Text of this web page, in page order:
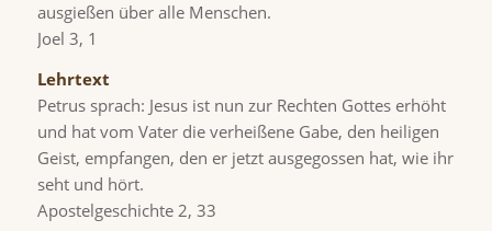
ausgießen über alle Menschen.
Joel 3, 1
Lehrtext
Petrus sprach: Jesus ist nun zur Rechten Gottes erhöht
und hat vom Vater die verheißene Gabe, den heiligen
Geist, empfangen, den er jetzt ausgegossen hat, wie ihr
seht und hört.
Apostelgeschichte 2, 33